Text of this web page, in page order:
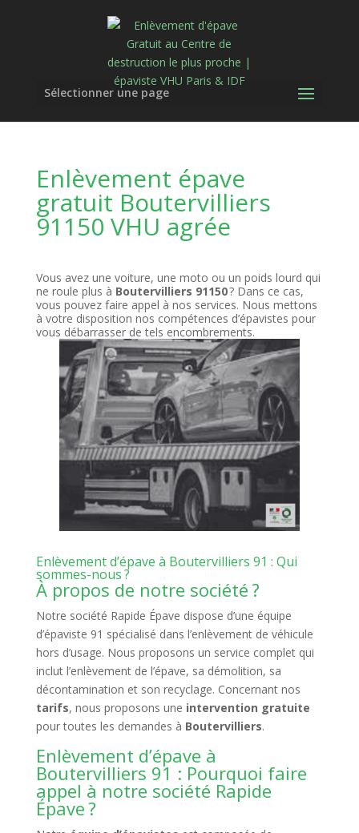
Sélectionner une page
Enlèvement épave
gratuit Boutervilliers
91150 VHU agrée
Vous avez une voiture, une moto ou un poids lourd qui
ne roule plus à Boutervilliers 91150? Dans ce cas,
vous pouvez faire appel à nos services. Nous mettons
à votre disposition nos compétences d’épavistes pour
vous débarrasser de tels encombrements.
Enlèvement d’épave à Boutervilliers 91 : Qui
sommes-nous ?
À propos de notre société ?
Notre société Rapide Épave dispose d’une équipe
d’épaviste 91 spécialisé dans l’enlèvement de véhicule
hors d’usage. Nous proposons un service complet qui
inclut l’enlèvement de l’épave, sa démolition, sa
décontamination et son recyclage. Concernant nos
tarifs, nous proposons une intervention gratuite
pour toutes les demandes à Boutervilliers.
Enlèvement d’épave à
Boutervilliers 91 : Pourquoi faire
appel à notre société Rapide
Épave ?